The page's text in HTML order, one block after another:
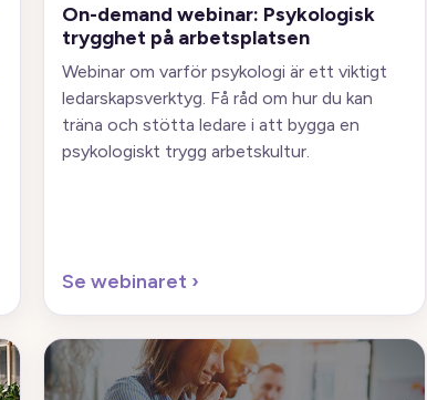
On-demand webinar: Psykologisk
trygghet på arbetsplatsen
Webinar om varför psykologi är ett viktigt
ledarskapsverktyg. Få råd om hur du kan
träna och stötta ledare i att bygga en
psykologiskt trygg arbetskultur.
Se webinaret ›